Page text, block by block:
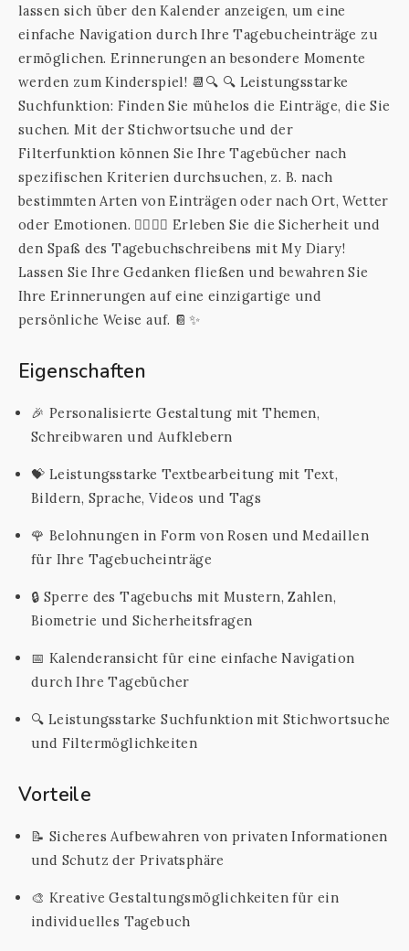
lassen sich über den Kalender anzeigen, um eine
einfache Navigation durch Ihre Tagebucheinträge zu
ermöglichen. Erinnerungen an besondere Momente
werden zum Kinderspiel! 📆🔍 🔍 Leistungsstarke
Suchfunktion: Finden Sie mühelos die Einträge, die Sie
suchen. Mit der Stichwortsuche und der
Filterfunktion können Sie Ihre Tagebücher nach
spezifischen Kriterien durchsuchen, z. B. nach
bestimmten Arten von Einträgen oder nach Ort, Wetter
oder Emotionen. 🕵️‍♂️🌞😄 Erleben Sie die Sicherheit und
den Spaß des Tagebuchschreibens mit My Diary!
Lassen Sie Ihre Gedanken fließen und bewahren Sie
Ihre Erinnerungen auf eine einzigartige und
persönliche Weise auf. 📔✨
Eigenschaften
🎉 Personalisierte Gestaltung mit Themen,
Schreibwaren und Aufklebern
💝 Leistungsstarke Textbearbeitung mit Text,
Bildern, Sprache, Videos und Tags
🌹 Belohnungen in Form von Rosen und Medaillen
für Ihre Tagebucheinträge
🔒 Sperre des Tagebuchs mit Mustern, Zahlen,
Biometrie und Sicherheitsfragen
📅 Kalenderansicht für eine einfache Navigation
durch Ihre Tagebücher
🔍 Leistungsstarke Suchfunktion mit Stichwortsuche
und Filtermöglichkeiten
Vorteile
📝 Sicheres Aufbewahren von privaten Informationen
und Schutz der Privatsphäre
🎨 Kreative Gestaltungsmöglichkeiten für ein
individuelles Tagebuch